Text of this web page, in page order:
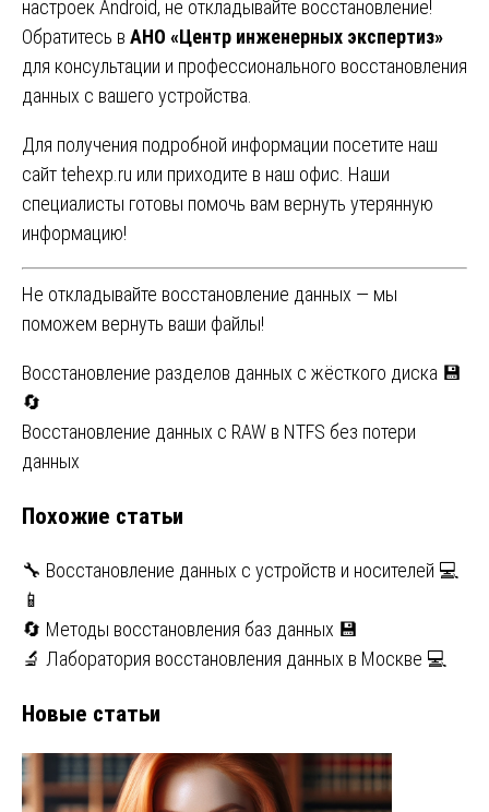
настроек Android, не откладывайте восстановление!
Обратитесь в АНО «Центр инженерных экспертиз»
для консультации и профессионального восстановления
данных с вашего устройства.
Для получения подробной информации посетите наш
сайтtehexp.ru или приходите в наш офис. Наши
специалисты готовы помочь вам вернуть утерянную
информацию!
Не откладывайте восстановление данных — мы
поможем вернуть ваши файлы!
Навигация
по
записям
Восстановление разделов данных с жёсткого диска 💾
🔄
Восстановление данных с RAW в NTFS без потери
данных
Похожие статьи
🔧 Восстановление данных с устройств и носителей 💻
📱
🔄 Методы восстановления баз данных 💾
🔬 Лаборатория восстановления данных в Москве 💻
Новые статьи